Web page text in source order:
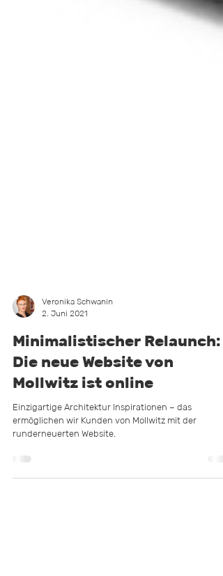
2. Juni 2021
Minimalistischer Relaunch:
Die neue Website von
Mollwitz ist online
Einzigartige Architektur Inspirationen – das
runderneuerten Website.